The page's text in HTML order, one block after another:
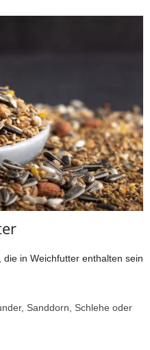
in Weichfutter enthalten sein
Sanddorn, Schlehe oder